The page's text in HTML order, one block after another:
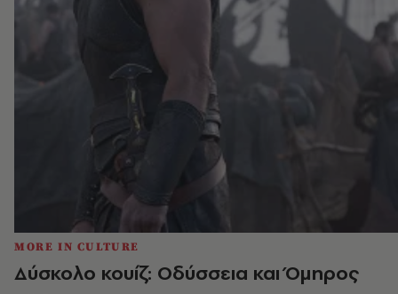
MORE IN CULTURE
Δύσκολο κουίζ: Οδύσσεια και Όμηρος